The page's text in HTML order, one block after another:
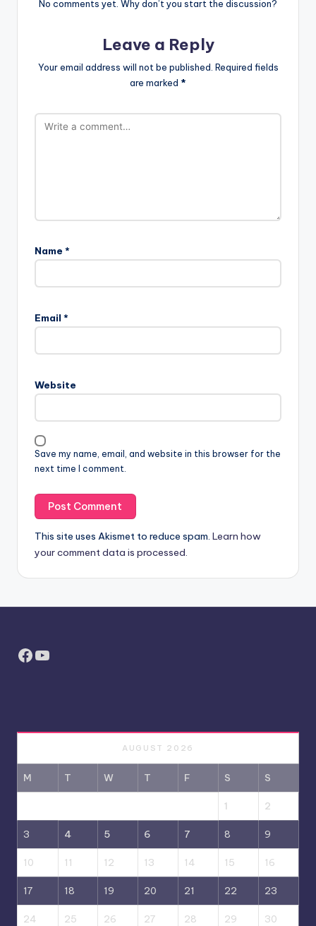
No comments yet. Why don’t you start the discussion?
Leave a Reply
Your email address will not be published. Required fields
are marked *
Name *
Email *
Website
Save my name, email, and website in this browser for the
next time I comment.
This site uses Akismet to reduce spam. Learn how
your comment data is processed.
Facebook
YouTube
AUGUST 2026
M T W T F S S
1 2
3 4 5 6 7 8 9
10 11 12 13 14 15 16
17 18 19 20 21 22 23
24 25 26 27 28 29 30